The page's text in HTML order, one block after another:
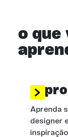
o que
Aprenda
designer